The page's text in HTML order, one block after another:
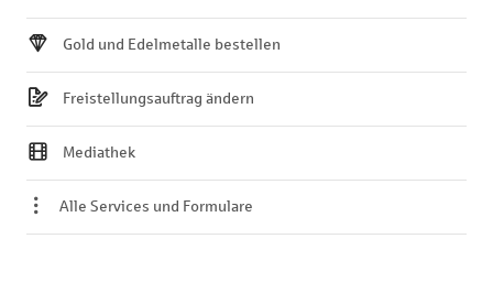
Gold und Edelmetalle bestellen
Freistellungsauftrag ändern
Mediathek
Alle Services und Formulare